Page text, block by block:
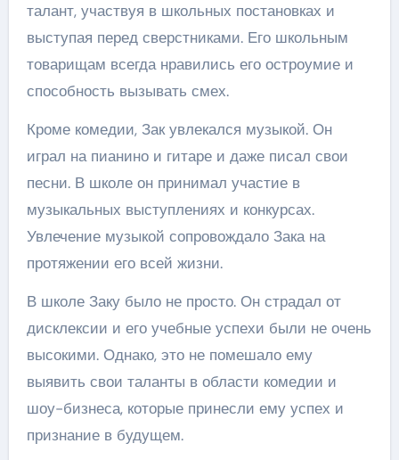
талант, участвуя в школьных постановках и
выступая перед сверстниками. Его школьным
товарищам всегда нравились его остроумие и
способность вызывать смех.
Кроме комедии, Зак увлекался музыкой. Он
играл на пианино и гитаре и даже писал свои
песни. В школе он принимал участие в
музыкальных выступлениях и конкурсах.
Увлечение музыкой сопровождало Зака на
протяжении его всей жизни.
В школе Заку было не просто. Он страдал от
дисклексии и его учебные успехи были не очень
высокими. Однако, это не помешало ему
выявить свои таланты в области комедии и
шоу-бизнеса, которые принесли ему успех и
признание в будущем.